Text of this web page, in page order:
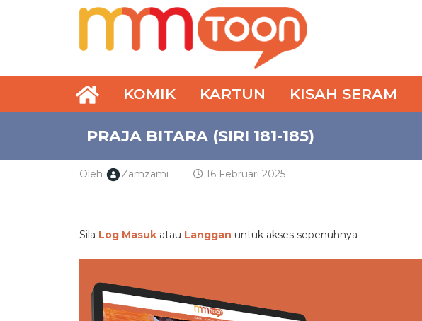
KOMIK KARTUN KISAH SERAM
PRAJA BITARA (SIRI 181-185)
Oleh Zamzami 16 Februari 2025
Sila Log Masuk atau Langgan untuk akses sepenuhnya